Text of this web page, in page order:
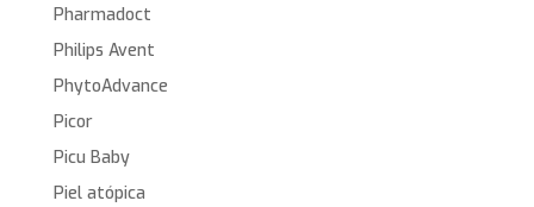
Pharmadoct
Philips Avent
PhytoAdvance
Picor
Picu Baby
Piel atópica